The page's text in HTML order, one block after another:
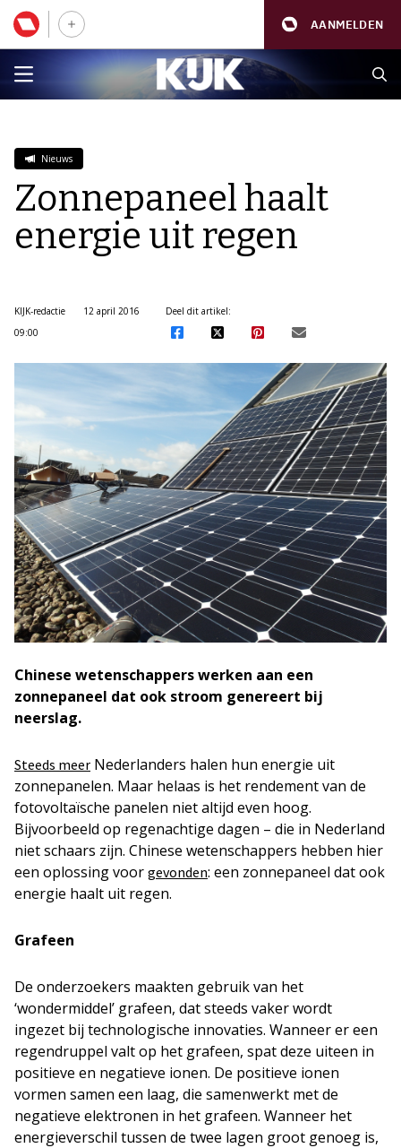
AANMELDEN
Nieuws
Zonnepaneel haalt
energie uit regen
KIJK-redactie
12 april 2016
09:00
Deel dit artikel:
Chinese wetenschappers werken aan een
zonnepaneel dat ook stroom genereert bij
neerslag.
Steeds meer Nederlanders halen hun energie uit
zonnepanelen. Maar helaas is het rendement van de
fotovoltaïsche panelen niet altijd even hoog.
Bijvoorbeeld op regenachtige dagen – die in Nederland
niet schaars zijn. Chinese wetenschappers hebben hier
een oplossing voor gevonden: een zonnepaneel dat ook
energie haalt uit regen.
Grafeen
De onderzoekers maakten gebruik van het
‘wondermiddel’ grafeen, dat steeds vaker wordt
ingezet bij technologische innovaties. Wanneer er een
regendruppel valt op het grafeen, spat deze uiteen in
positieve en negatieve ionen. De positieve ionen
vormen samen een laag, die samenwerkt met de
negatieve elektronen in het grafeen. Wanneer het
energieverschil tussen de twee lagen groot genoeg is,